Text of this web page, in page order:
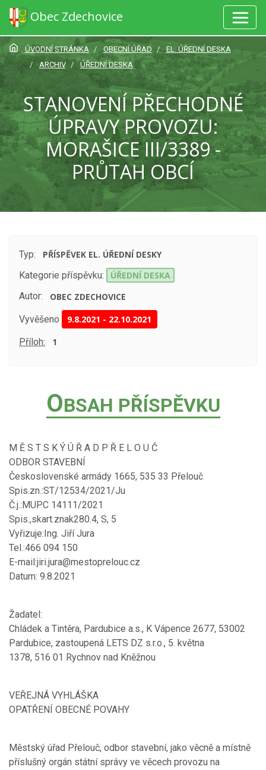
Obec Zdechovice
ÚVODNÍ STRÁNKA OBECNÍ ÚŘAD
EL. ÚŘEDNÍ DESKA
ARCHIV
ÚŘEDNÍ DESKA
STANOVENÍ PŘECHODNÉ
ÚPRAVY PROVOZU:
MORAŠICE III/3389 -
PRŮTAH OBCÍ
Typ:
PŘÍSPĚVEK EL. ÚŘEDNÍ DESKY
Kategorie příspěvku:
ÚŘEDNÍ DESKA
Autor:
OBEC ZDECHOVICE
Vyvěšeno 9.8.2021 - 22.10.2021
Příloh: 1
OBSAH PŘÍSPĚVKU
M Ě S T S K Ý Ú Ř A D P Ř E L O U Č
ODBOR STAVEBNÍ
Československé armády 1665, 535 33 Přelouč
Spis.zn.:ST/12534/2021/Ju
Č.j.:MUPC 14111/2021
Spis.,skart.znak280.4, S, 5
Vyřizuje:Ing. Jiří Jura
Tel.:466 094 150
E-mail:jiri.jura@mestoprelouc.cz
Datum: 9.8.2021
Žadatel:
Chládek a Tintěra, Pardubice a.s., K Vápence 2677, 53002
Pardubice, zastoupená LETS DZ s.r.o., 5. května
1378, 516 01 Rychnov nad Kněžnou
VEŘEJNÁ VYHLÁŠKA
OPATŘENÍ OBECNÉ POVAHY
Městský úřad Přelouč, odbor stavební, jako věcně a místně
příslušný orgán státní správy ve věcech provozu na